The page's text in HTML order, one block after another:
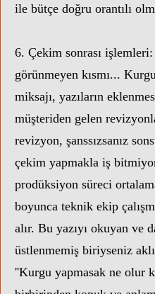
ile bütçe doğru orantılı
6. Çekim sonrası işlemleri:
görünmeyen kısmı...
miksajı, yazıların
müşteriden gelen
revizyon, şanssızsanız
çekim yapmakla iş
prodüksiyon süreci
boyunca teknik ekip
alır. Bu yazıyı okuyan ve
üstlenmemiş biriyseniz
''Kurgu yapmasak ne olur